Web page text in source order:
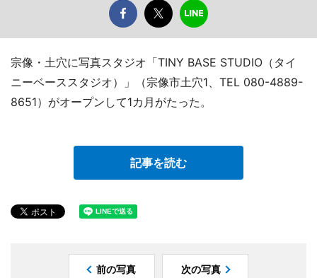
宗像・土穴に写真スタジオ「TINY BASE STUDIO（タイ
ニーベーススタジオ）」（宗像市土穴1、TEL 080-4889-
8651）がオープンして1カ月がたった。
記事を読む
前の写真 次の写真